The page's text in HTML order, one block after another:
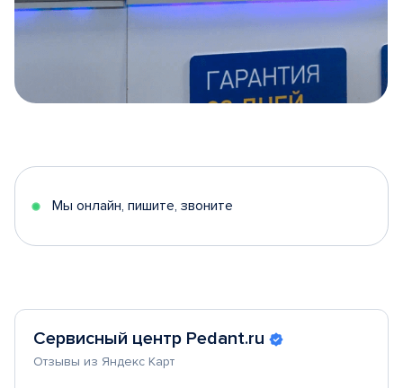
5
Мы онлайн, пишите, звоните
Сервисный центр Pedant.ru
Отзывы из Яндекс Карт